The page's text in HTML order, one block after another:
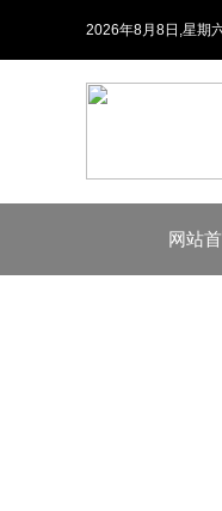
2026年8月 8日 ,星期
网站